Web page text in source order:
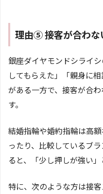
理由⑤ 接客が合わな
銀座ダイヤモンドシライ
してもらえた」「親身に
がある一方で、接客が合
す。
結婚指輪や婚約指輪は高
ったり、比較しているブ
ると、「少し押しが強い」
特に、次のような方は接